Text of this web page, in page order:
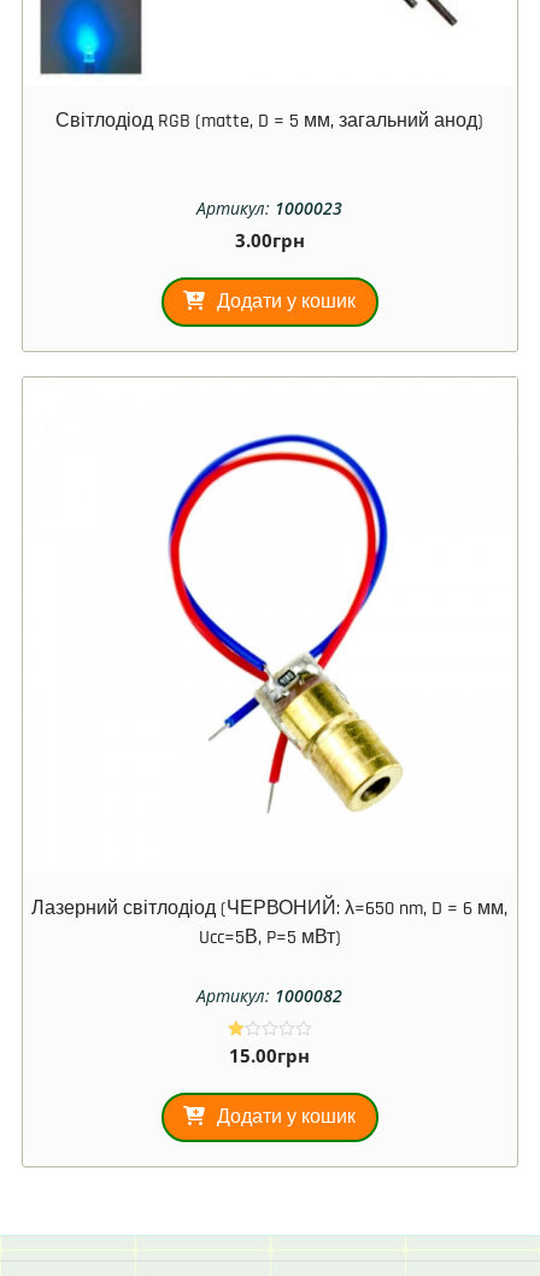
Світлодіод RGB (matte, D = 5 мм, загальний анод)
Артикул: 1000023
3.00грн
Додати у кошик
Лазерний світлодіод (ЧЕРВОНИЙ: λ=650 nm, D = 6 мм,
Ucc=5В, P=5 мВт)
Артикул: 1000082
О
ці
но
в
1.
00
15.00грн
Додати у кошик